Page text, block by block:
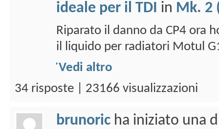
ideale per il TDI in Mk. 2
Riparato il danno da CP4 ora
il liquido per radiatori Motul
Vedi altro
34 risposte | 23166 visualizzazioni
brunoric ha iniziato una